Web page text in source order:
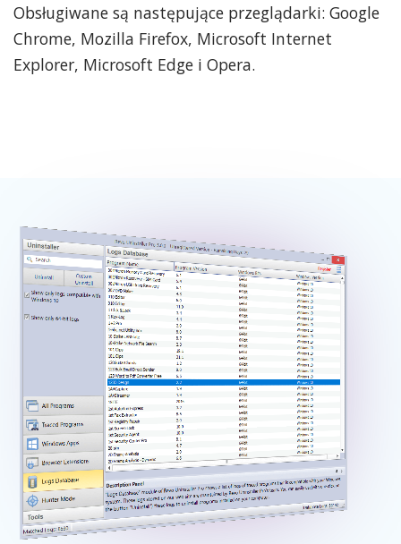
Obsługiwane są następujące przeglądarki: Google
Chrome, Mozilla Firefox, Microsoft Internet
Explorer, Microsoft Edge i Opera.